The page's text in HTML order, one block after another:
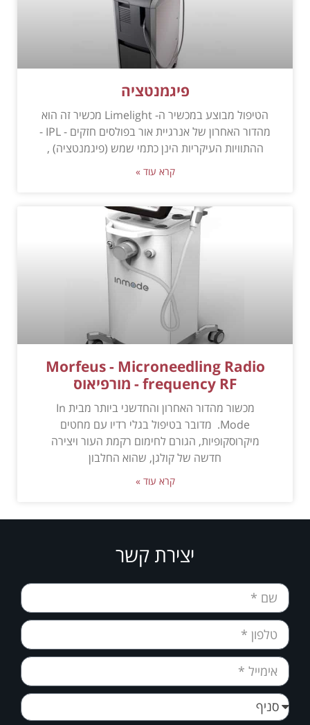
פיגמנטציה
הטיפול מבוצע במכשיר ה- Limelight מכשיר זה הוא
מהדור האחרון של אנרגיית אור בפולסים חזקים - IPL -
ההתוויות העיקריות הינן כתמי שמש (פיגמנטציה) ,
קרא עוד »
Morfeus - Microneedling Radio
frequency RF - מורפיאוס
מכשור מהדור האחרון והחדשני ביותר מבית In
Mode. מדובר בטיפול בגלי רדיו עם מחטים
מיקרוסקופיות, הגורם לחימום רקמת העור ויצירה
חדשה של קולגן, שהוא החלבון
קרא עוד »
יצירת קשר